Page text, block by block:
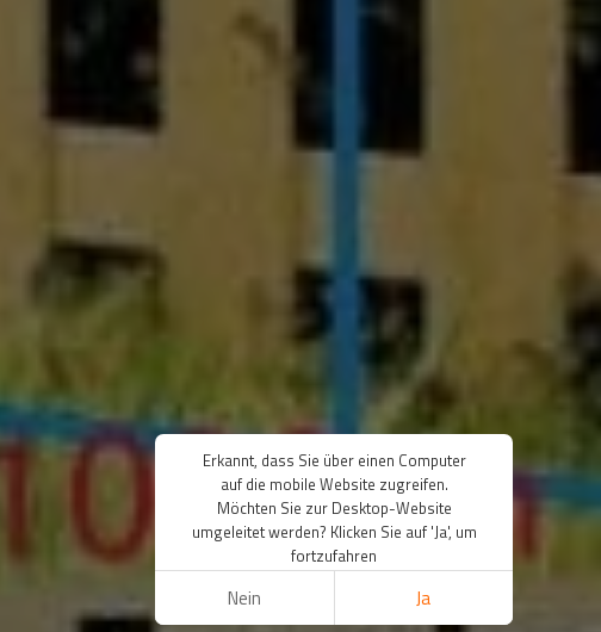
Erkannt, dass Sie über einen Computer
auf die mobile Website zugreifen.
Möchten Sie zur Desktop-Website
umgeleitet werden? Klicken Sie auf 'Ja', um
fortzufahren
Nein Ja